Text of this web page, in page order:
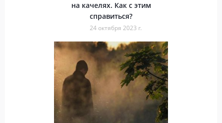
на качелях. Как с этим
справиться?
24 октября 2023 г.